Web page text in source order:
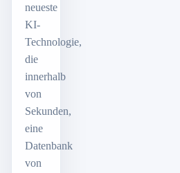
neueste
KI-
Technologie,
die
innerhalb
von
Sekunden,
eine
Datenbank
von